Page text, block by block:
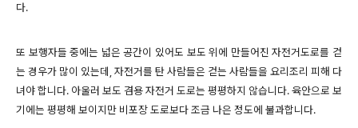
다.
또 보행자들 중에는 넓은 공간이 있어도 보도 위에 만들어진 자전거도로를 걷
는 경우가 많이 있는데, 자전거를 탄 사람들은 걷는 사람들을 요리조리 피해 다
녀야 합니다. 아울러 보도 겸용 자전거 도로는 평평하지 않습니다. 육안으로 보
기에는 평평해 보이지만 비포장 도로보다 조금 나은 정도에 불과합니다.